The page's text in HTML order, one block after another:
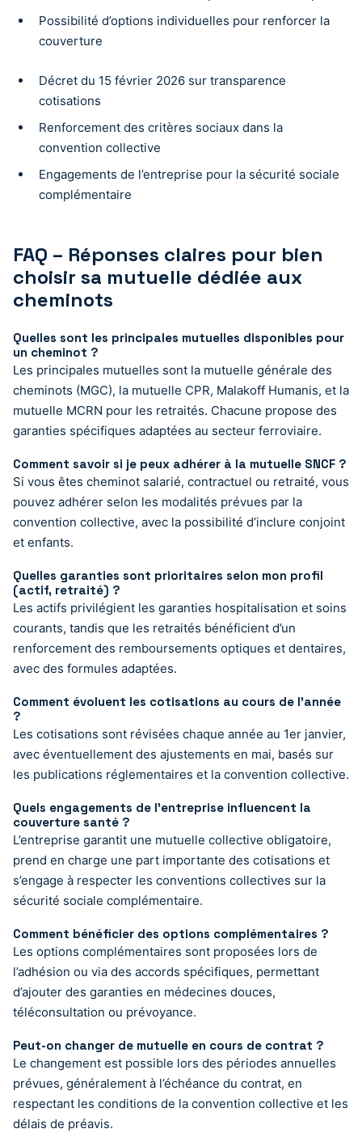
Possibilité d’options individuelles pour renforcer la
couverture
Décret du 15 février 2026 sur transparence
cotisations
Renforcement des critères sociaux dans la
convention collective
Engagements de l’entreprise pour la sécurité sociale
complémentaire
FAQ – Réponses claires pour bien
choisir sa mutuelle dédiée aux
cheminots
Quelles sont les principales mutuelles disponibles pour
un cheminot ?
Les principales mutuelles sont la mutuelle générale des
cheminots (MGC), la mutuelle CPR, Malakoff Humanis, et la
mutuelle MCRN pour les retraités. Chacune propose des
garanties spécifiques adaptées au secteur ferroviaire.
Comment savoir si je peux adhérer à la mutuelle SNCF ?
Si vous êtes cheminot salarié, contractuel ou retraité, vous
pouvez adhérer selon les modalités prévues par la
convention collective, avec la possibilité d’inclure conjoint
et enfants.
Quelles garanties sont prioritaires selon mon profil
(actif, retraité) ?
Les actifs privilégient les garanties hospitalisation et soins
courants, tandis que les retraités bénéficient d’un
renforcement des remboursements optiques et dentaires,
avec des formules adaptées.
Comment évoluent les cotisations au cours de l’année
?
Les cotisations sont révisées chaque année au 1er janvier,
avec éventuellement des ajustements en mai, basés sur
les publications réglementaires et la convention collective.
Quels engagements de l’entreprise influencent la
couverture santé ?
L’entreprise garantit une mutuelle collective obligatoire,
prend en charge une part importante des cotisations et
s’engage à respecter les conventions collectives sur la
sécurité sociale complémentaire.
Comment bénéficier des options complémentaires ?
Les options complémentaires sont proposées lors de
l’adhésion ou via des accords spécifiques, permettant
d’ajouter des garanties en médecines douces,
téléconsultation ou prévoyance.
Peut-on changer de mutuelle en cours de contrat ?
Le changement est possible lors des périodes annuelles
prévues, généralement à l’échéance du contrat, en
respectant les conditions de la convention collective et les
délais de préavis.